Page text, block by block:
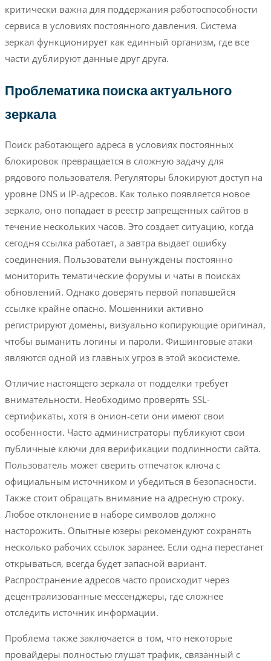
критически важна для поддержания работоспособности
сервиса в условиях постоянного давления. Система
зеркал функционирует как единный организм, где все
части дублируют данные друг друга.
Проблематика поиска актуального
зеркала
Поиск работающего адреса в условиях постоянных
блокировок превращается в сложную задачу для
рядового пользователя. Регуляторы блокируют доступ на
уровне DNS и IP-адресов. Как только появляется новое
зеркало, оно попадает в реестр запрещенных сайтов в
течение нескольких часов. Это создает ситуацию, когда
сегодня ссылка работает, а завтра выдает ошибку
соединения. Пользователи вынуждены постоянно
мониторить тематические форумы и чаты в поисках
обновлений. Однако доверять первой попавшейся
ссылке крайне опасно. Мошенники активно
регистрируют домены, визуально копирующие оригинал,
чтобы выманить логины и пароли. Фишинговые атаки
являются одной из главных угроз в этой экосистеме.
Отличие настоящего зеркала от подделки требует
внимательности. Необходимо проверять SSL-
сертификаты, хотя в онион-сети они имеют свои
особенности. Часто администраторы публикуют свои
публичные ключи для верификации подлинности сайта.
Пользователь может сверить отпечаток ключа с
официальным источником и убедиться в безопасности.
Также стоит обращать внимание на адресную строку.
Любое отклонение в наборе символов должно
насторожить. Опытные юзеры рекомендуют сохранять
несколько рабочих ссылок заранее. Если одна перестанет
открываться, всегда будет запасной вариант.
Распространение адресов часто происходит через
децентрализованные мессенджеры, где сложнее
отследить источник информации.
Проблема также заключается в том, что некоторые
провайдеры полностью глушат трафик, связанный с